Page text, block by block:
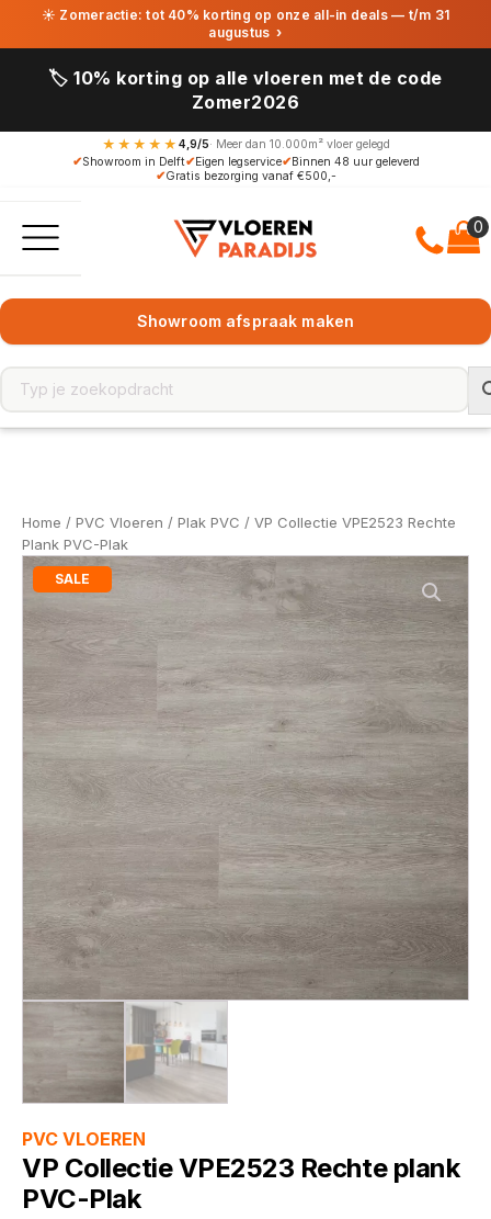
☀ Zomeractie: tot 40% korting op onze all-in deals — t/m 31
augustus ›
🏷️ 10% korting op alle vloeren met de code
Zomer2026
★★★★★ 4,9/5· Meer dan 10.000m² vloer gelegd
✔Showroom in Delft✔Eigen legservice✔Binnen 48 uur geleverd
✔Gratis bezorging vanaf €500,-
Showroom afspraak maken
Home / PVC Vloeren / Plak PVC / VP Collectie VPE2523 Rechte
Plank PVC-Plak
SALE
PVC VLOEREN
VP Collectie VPE2523 Rechte plank
PVC-Plak